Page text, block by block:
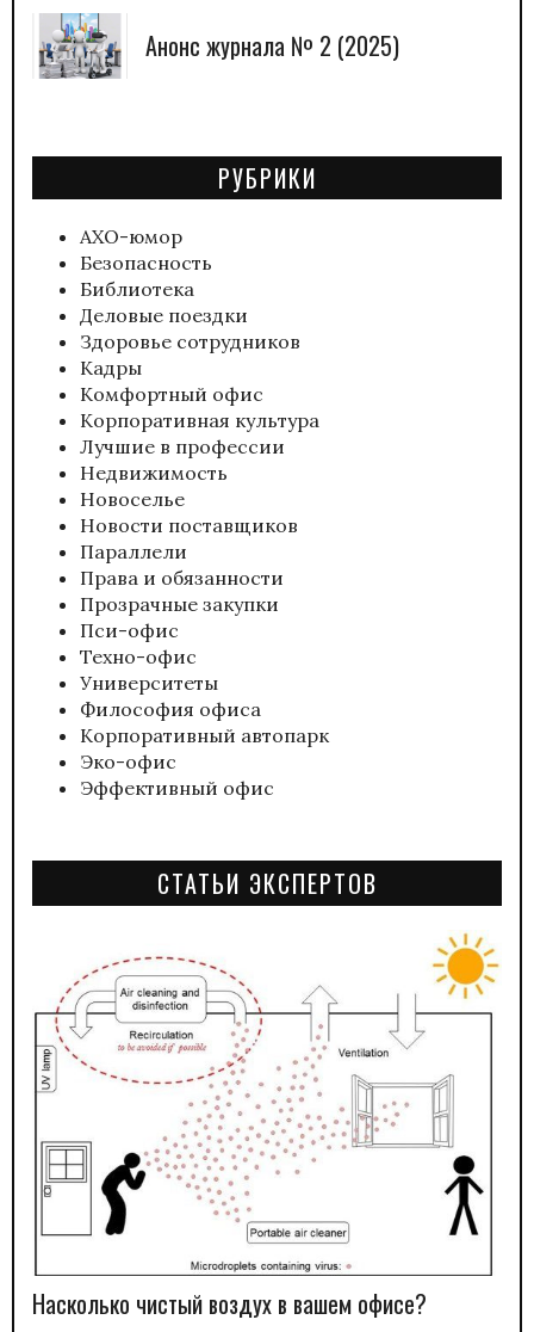
Анонс журнала № 2 (2025)
РУБРИКИ
АХО-юмор
Безопасность
Библиотека
Деловые поездки
Здоровье сотрудников
Кадры
Комфортный офис
Корпоративная культура
Лучшие в профессии
Недвижимость
Новоселье
Новости поставщиков
Параллели
Права и обязанности
Прозрачные закупки
Пси-офис
Техно-офис
Университеты
Философия офиса
Корпоративный автопарк
Эко-офис
Эффективный офис
СТАТЬИ ЭКСПЕРТОВ
Насколько чистый воздух в вашем офисе?